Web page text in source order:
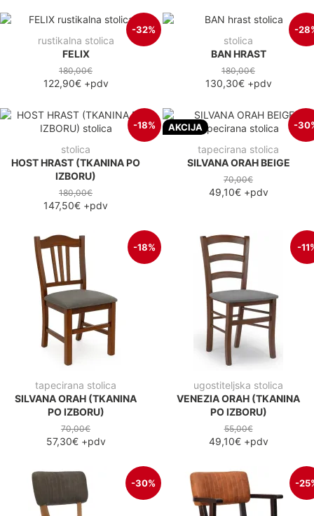
-32%
rustikalna stolica
FELIX
180,00€
122,90€+pdv
-
stolica
BAN HRAST
180,00€
130,30€+pdv
-18%
stolica
HOST HRAST (TKANINA PO
IZBORU)
180,00€
147,50€ +pdv
AKCIJA -
tapecirana stolica
SILVANA ORAH BEIGE
70,00€
49,10€+pdv
-18%
tapecirana stolica
SILVANA ORAH (TKANINA
PO IZBORU)
70,00€
57,30€+pdv
-
ugostiteljska stolica
VENEZIA ORAH (TKANINA
PO IZBORU)
55,00€
49,10€+pdv
-30% -